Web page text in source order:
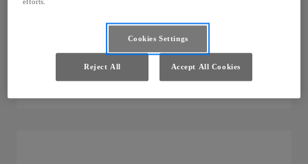
Comfort :
Cookies Settings
Reject All Accept All Cookies